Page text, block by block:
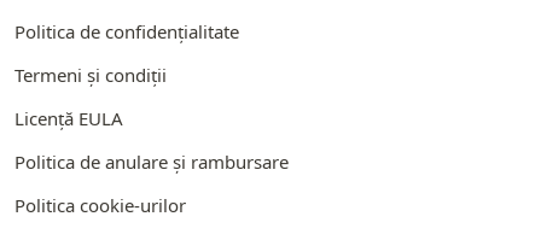
Politica de confidențialitate
Termeni și condiții
Licență EULA
Politica de anulare și rambursare
Politica cookie-urilor